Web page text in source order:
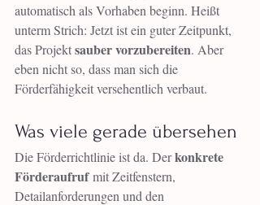
automatisch als Vorhaben beginn. Heißt
unterm Strich: Jetzt ist ein guter Zeitpunkt,
das Projekt sauber vorzubereiten. Aber
eben nicht so, dass man sich die
Förderfähigkeit versehentlich verbaut.
Was viele gerade übersehen
Die Förderrichtlinie ist da. Der konkrete
Förderaufruf mit Zeitfenstern,
Detailanforderungen und den